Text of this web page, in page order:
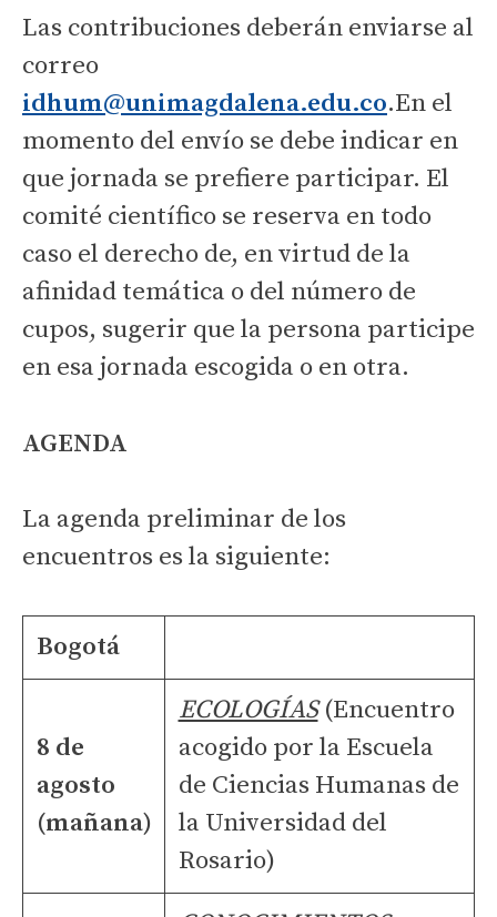
Las contribuciones deberán enviarse al
correo
idhum@unimagdalena.edu.co.En el
momento del envío se debe indicar en
que jornada se prefiere participar. El
comité científico se reserva en todo
caso el derecho de, en virtud de la
afinidad temática o del número de
cupos, sugerir que la persona participe
en esa jornada escogida o en otra.
AGENDA
La agenda preliminar de los
encuentros es la siguiente:
Bogotá
8 de
agosto
(mañana)
ECOLOGÍAS(Encuentro
acogido por la Escuela
de Ciencias Humanas de
la Universidad del
Rosario)